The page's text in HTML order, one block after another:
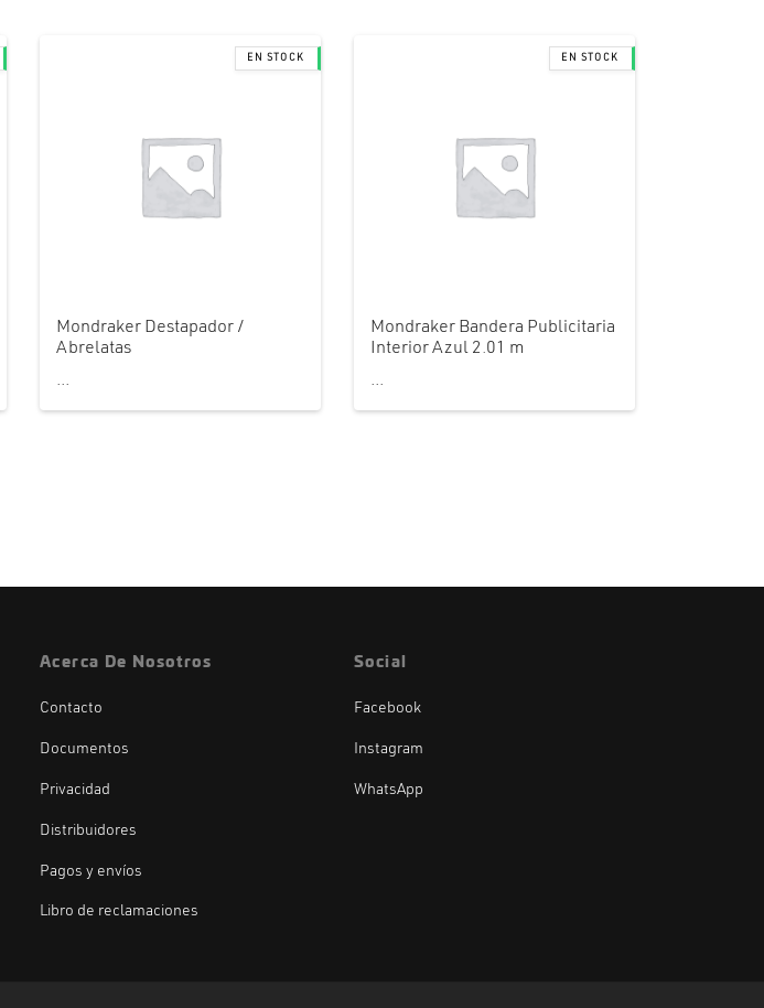
Mondraker Destapador /
Abrelatas
...
Mondraker Bandera Publicitaria
Interior Azul 2.01 m
...
Acerca De Nosotros
Contacto
Documentos
Privacidad
Distribuidores
Pagos y envíos
Libro de reclamaciones
Social
Facebook
Instagram
WhatsApp